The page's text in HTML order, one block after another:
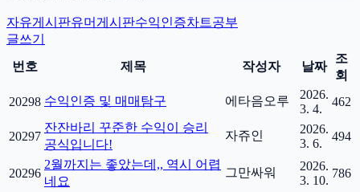
자유게시판유머게시판수익인증차트공부
글쓰기
번호
제목 작성자 날짜
조
회
20298 수익인증 및 매매탐구 에타음오루
2026.
3. 4.
462
20297
잔잔바리 꾸준한 수익이 승리
공식입니다!
자쥬인
2026.
3. 6.
494
20296
2월까지는 좋았는데,, 역시 어렵
네요
그만싸워
2026.
3. 10.
786